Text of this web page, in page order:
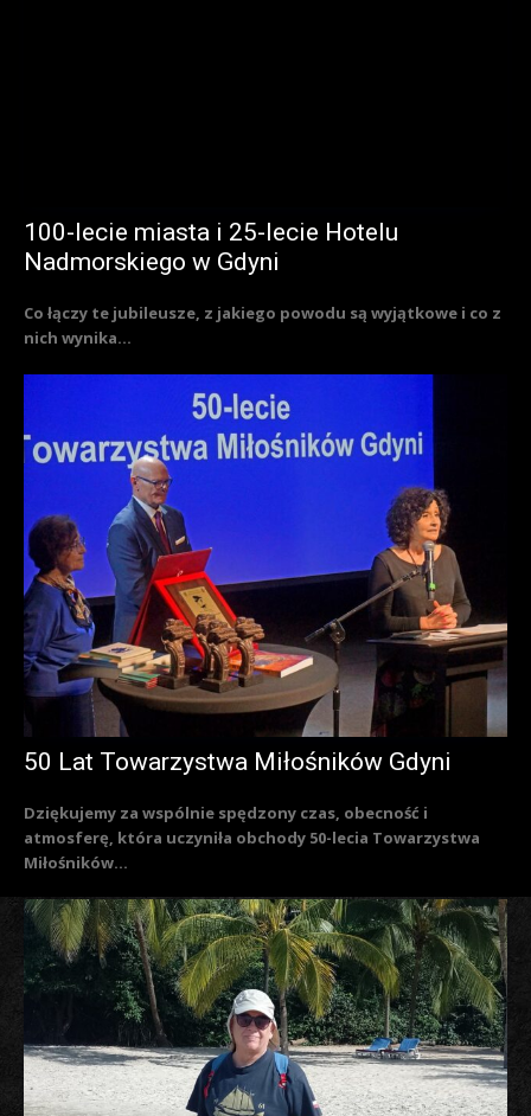
100-lecie miasta i 25-lecie Hotelu
Nadmorskiego w Gdyni
Co łączy te jubileusze, z jakiego powodu są wyjątkowe i co z
nich wynika...
50 Lat Towarzystwa Miłośników Gdyni
Dziękujemy za wspólnie spędzony czas, obecność i
atmosferę, która uczyniła obchody 50-lecia Towarzystwa
Miłośników...